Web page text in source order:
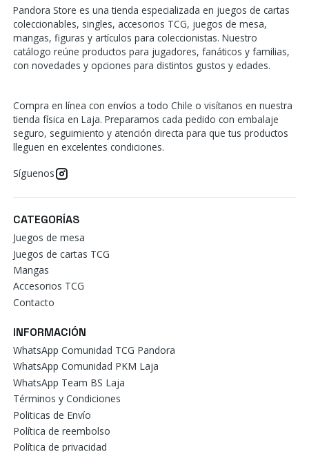
Pandora Store es una tienda especializada en juegos de cartas
coleccionables, singles, accesorios TCG, juegos de mesa,
mangas, figuras y artículos para coleccionistas. Nuestro
catálogo reúne productos para jugadores, fanáticos y familias,
con novedades y opciones para distintos gustos y edades.
Compra en línea con envíos a todo Chile o visítanos en nuestra
tienda física en Laja. Preparamos cada pedido con embalaje
seguro, seguimiento y atención directa para que tus productos
lleguen en excelentes condiciones.
Síguenos
CATEGORÍAS
Juegos de mesa
Juegos de cartas TCG
Mangas
Accesorios TCG
Contacto
INFORMACIÓN
WhatsApp Comunidad TCG Pandora
WhatsApp Comunidad PKM Laja
WhatsApp Team BS Laja
Términos y Condiciones
Politicas de Envío
Política de reembolso
Política de privacidad